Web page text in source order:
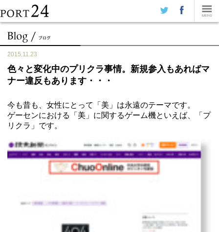
2015.11.23
色々と変化中のプリクラ事情。新規参入もあればマ
ナー違反もあります・・・
今も昔も、女性にとって「美」は永遠のテーマです。
ゲーセンにおける「美」に関するゲーム機といえば、「プ
リクラ」です。